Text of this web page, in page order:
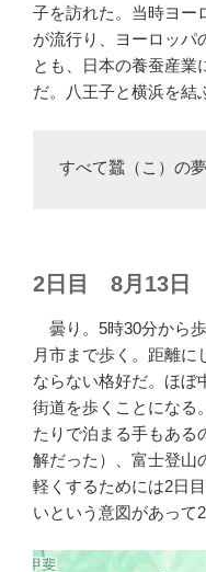
子を訪れた。当時ヨー
が流行り、ヨーロッパ
とも、日本の養蚕産業
だ。八王子と横浜を結
すべて蠶（こ）の
2日目 8月13日
曇り。5時30分から
月市まで歩く。距離に
ならない格好だ。ほぼ
街道を歩くことになる
たりで泊まる手もある
解だった）、富士登山
軽くするためには2日
いという意図があって